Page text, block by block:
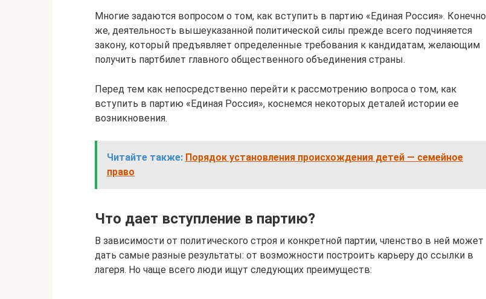
Многие задаются вопросом о том, как вступить в партию «Единая Россия». Конечно
же, деятельность вышеуказанной политической силы прежде всего подчиняется
закону, который предъявляет определенные требования к кандидатам, желающим
получить партбилет главного общественного объединения страны.
Перед тем как непосредственно перейти к рассмотрению вопроса о том, как
вступить в партию «Единая Россия», коснемся некоторых деталей истории ее
возникновения.
Читайте также: Порядок установления происхождения детей — семейное
право
Что дает вступление в партию?
В зависимости от политического строя и конкретной партии, членство в ней может
дать самые разные результаты: от возможности построить карьеру до ссылки в
лагеря. Но чаще всего люди ищут следующих преимуществ: